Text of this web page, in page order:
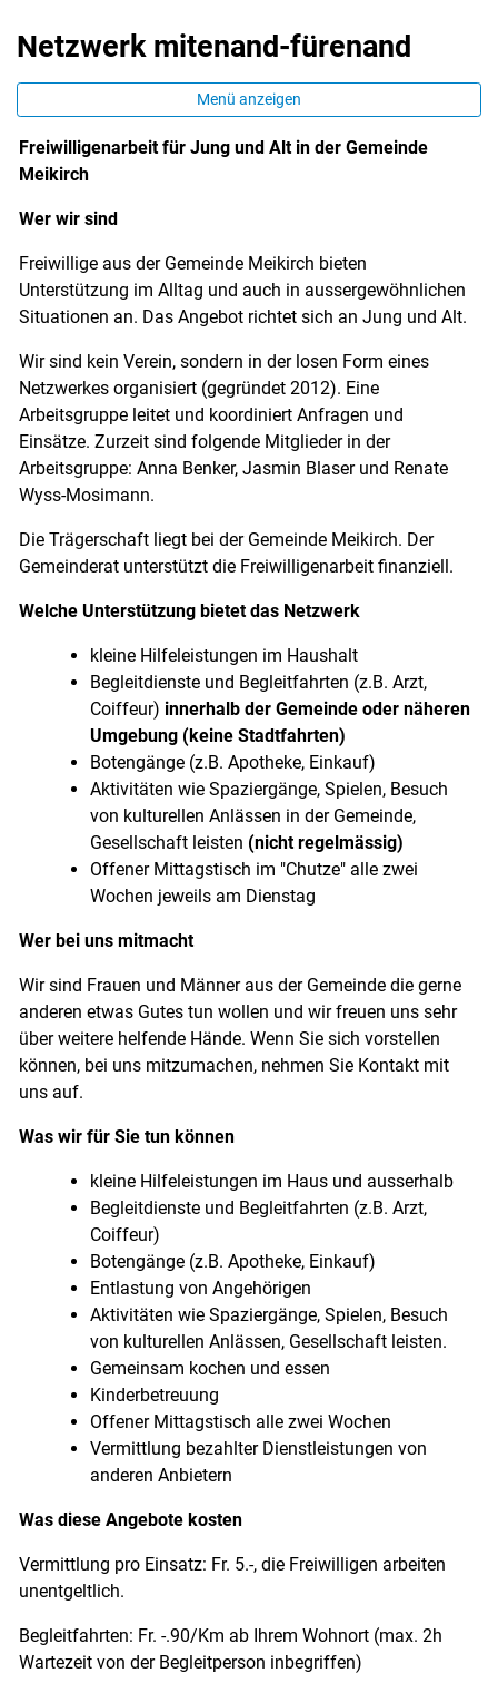
Netzwerk mitenand-fürenand
Menü anzeigen
Freiwilligenarbeit für Jung und Alt in der Gemeinde
Meikirch
Wer wir sind
Freiwillige aus der Gemeinde Meikirch bieten
Unterstützung im Alltag und auch in aussergewöhnlichen
Situationen an. Das Angebot richtet sich an Jung und Alt.
Wir sind kein Verein, sondern in der losen Form eines
Netzwerkes organisiert (gegründet 2012). Eine
Arbeitsgruppe leitet und koordiniert Anfragen und
Einsätze. Zurzeit sind folgende Mitglieder in der
Arbeitsgruppe: Anna Benker, Jasmin Blaser und Renate
Wyss-Mosimann.
Die Trägerschaft liegt bei der Gemeinde Meikirch. Der
Gemeinderat unterstützt die Freiwilligenarbeit finanziell.
Welche Unterstützung bietet das Netzwerk
kleine Hilfeleistungen im Haushalt
Begleitdienste und Begleitfahrten (z.B. Arzt,
Coiffeur) innerhalb der Gemeinde oder näheren
Umgebung (keine Stadtfahrten)
Botengänge (z.B. Apotheke, Einkauf)
Aktivitäten wie Spaziergänge, Spielen, Besuch
von kulturellen Anlässen in der Gemeinde,
Gesellschaft leisten (nicht regelmässig)
Offener Mittagstisch im "Chutze" alle zwei
Wochen jeweils am Dienstag
Wer bei uns mitmacht
Wir sind Frauen und Männer aus der Gemeinde die gerne
anderen etwas Gutes tun wollen und wir freuen uns sehr
über weitere helfende Hände. Wenn Sie sich vorstellen
können, bei uns mitzumachen, nehmen Sie Kontakt mit
uns auf.
Was wir für Sie tun können
kleine Hilfeleistungen im Haus und ausserhalb
Begleitdienste und Begleitfahrten (z.B. Arzt,
Coiffeur)
Botengänge (z.B. Apotheke, Einkauf)
Entlastung von Angehörigen
Aktivitäten wie Spaziergänge, Spielen, Besuch
von kulturellen Anlässen, Gesellschaft leisten.
Gemeinsam kochen und essen
Kinderbetreuung
Offener Mittagstisch alle zwei Wochen
Vermittlung bezahlter Dienstleistungen von
anderen Anbietern
Was diese Angebote kosten
Vermittlung pro Einsatz: Fr. 5.-, die Freiwilligen arbeiten
unentgeltlich.
Begleitfahrten: Fr. -.90/Km ab Ihrem Wohnort (max. 2h
Wartezeit von der Begleitperson inbegriffen)
Zugehörige Objekte